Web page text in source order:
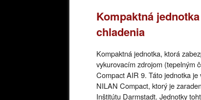
Kompaktná
chladenia
Kompaktná jednotka, ktorá
vykurovacím zdrojom (tepelným
Compact AIR 9. Táto jednotka
NILAN Compact, ktorý je
Inštitútu Darmstadt. Jednotky